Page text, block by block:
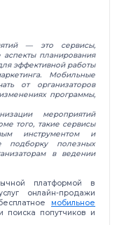
— это сервисы,
планирования
эффективной работы
Мобильные
от организаторов
программы,
мероприятий
того, такие сервисы
инструментом и
подборку полезных
в ведении
платформой в
онлайн-продажи
мобильное
поиска попутчиков и